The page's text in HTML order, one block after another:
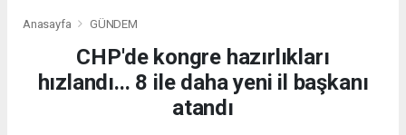
Anasayfa GÜNDEM
CHP'de kongre hazırlıkları
hızlandı... 8 ile daha yeni il başkanı
atandı